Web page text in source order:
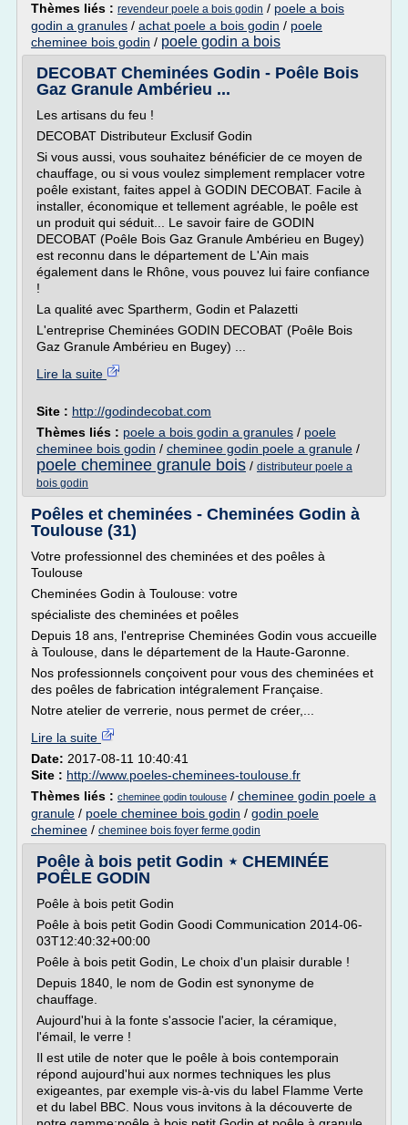
Thèmes liés : revendeur poele a bois godin / poele a bois
godin a granules / achat poele a bois godin / poele
cheminee bois godin / poele godin a bois
DECOBAT Cheminées Godin - Poêle Bois
Gaz Granule Ambérieu ...
Les artisans du feu !
DECOBAT Distributeur Exclusif Godin
Si vous aussi, vous souhaitez bénéficier de ce moyen de
chauffage, ou si vous voulez simplement remplacer votre
poêle existant, faites appel à GODIN DECOBAT. Facile à
installer, économique et tellement agréable, le poêle est
un produit qui séduit... Le savoir faire de GODIN
DECOBAT (Poêle Bois Gaz Granule Ambérieu en Bugey)
est reconnu dans le département de L'Ain mais
également dans le Rhône, vous pouvez lui faire confiance
!
La qualité avec Spartherm, Godin et Palazetti
L'entreprise Cheminées GODIN DECOBAT (Poêle Bois
Gaz Granule Ambérieu en Bugey) ...
Lire la suite
Site : http://godindecobat.com
Thèmes liés : poele a bois godin a granules / poele
cheminee bois godin / cheminee godin poele a granule /
poele cheminee granule bois / distributeur poele a
bois godin
Poêles et cheminées - Cheminées Godin à
Toulouse (31)
Votre professionnel des cheminées et des poêles à
Toulouse
Cheminées Godin à Toulouse: votre
spécialiste des cheminées et poêles
Depuis 18 ans, l'entreprise Cheminées Godin vous accueille
à Toulouse, dans le département de la Haute-Garonne.
Nos professionnels conçoivent pour vous des cheminées et
des poêles de fabrication intégralement Française.
Notre atelier de verrerie, nous permet de créer,...
Lire la suite
Date: 2017-08-11 10:40:41
Site : http://www.poeles-cheminees-toulouse.fr
Thèmes liés : cheminee godin toulouse / cheminee godin poele a
granule / poele cheminee bois godin / godin poele
cheminee / cheminee bois foyer ferme godin
Poêle à bois petit Godin ⋆ CHEMINÉE
POÊLE GODIN
Poêle à bois petit Godin
Poêle à bois petit Godin Goodi Communication 2014-06-
03T12:40:32+00:00
Poêle à bois petit Godin, Le choix d'un plaisir durable !
Depuis 1840, le nom de Godin est synonyme de
chauffage.
Aujourd'hui à la fonte s'associe l'acier, la céramique,
l'émail, le verre !
Il est utile de noter que le poêle à bois contemporain
répond aujourd'hui aux normes techniques les plus
exigeantes, par exemple vis-à-vis du label Flamme Verte
et du label BBC. Nous vous invitons à la découverte de